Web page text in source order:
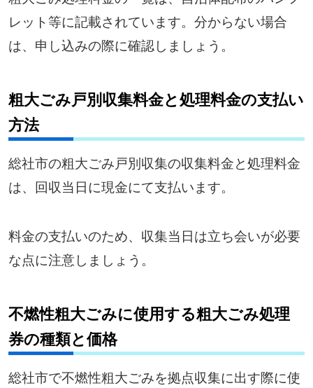
レット等に記載されています。分からない場合
は、申し込みの際に確認しましょう。
粗大ごみ戸別収集料金と処理料金の支払い
方法
総社市の粗大ごみ戸別収集の収集料金と処理料金
は、回収当日に現金にて支払います。
料金の支払いのため、収集当日は立ち会いが必要
な点に注意しましょう。
不燃性粗大ごみに使用する粗大ごみ処理
券の種類と価格
総社市で不燃性粗大ごみを拠点収集に出す際に使